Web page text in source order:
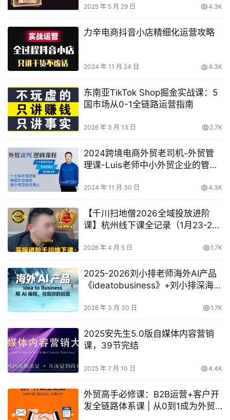
2025 年 5 月 29 日 4.3K
力辛电商抖音小店精细化运营攻略
2024 年 11 月 24 日 4.3K
东南亚TikTok Shop掘金实战课：5
国市场从0-1全链路运营指南
2026 年 3 月 13 日 2.7K
2024跨境电商外贸老司机-外贸管
理课-Luis老师中小外贸企业的管理
2024 年 11 月 30 日 4.3K
【千川扫地僧2026全域投放进阶
课】杭州线下课全记录（1月23-25
小时全程录音+字幕
2026 年 4 月 5 日 1.7K
2025-2026刘小排老师海外AI产品
《ideatobusiness》+刘小排深海圈
创意
2026 年 3 月 30 日 1.7K
2025安先生5.0版自媒体内容营销
课​，39节完结
2025 年 7 月 10 日 4.4K
外贸高手必修课：B2B运营+客户开
发全链路体系课 | 从0到1成为外贸